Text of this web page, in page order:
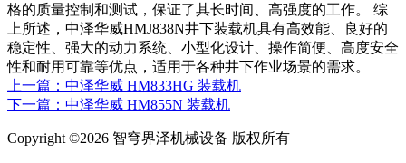
格的质量控制和测试，保证了其长时间、高强度的工作。 综
上所述，中泽华威HMJ838N井下装载机具有高效能、良好的
稳定性、强大的动力系统、小型化设计、操作简便、高度安全
性和耐用可靠等优点，适用于各种井下作业场景的需求。
上一篇：中泽华威 HM833HG 装载机
下一篇：中泽华威 HM855N 装载机
Copyright ©2026 智穹界泽机械设备 版权所有